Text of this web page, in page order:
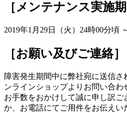
［メンテナンス実施期
2019年1月29日（火）24時00分頃
［お願い及びご連絡］
障害発生期間中に弊社宛に送信
ンラインショップよりお問い合
お手数をおかけして誠に申し訳
か、お電話にてご用件をお伝えい